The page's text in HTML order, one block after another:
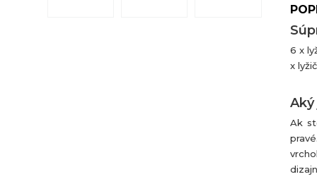
6 x
x
Ak